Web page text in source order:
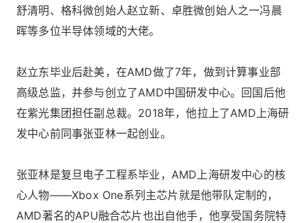
舒清明、格科微创始人赵立新、卓胜微创始人之一冯晨
晖等多位半导体领域的大佬。
赵立东毕业后赴美，在AMD做了7年，做到计算事业部
高级总监，并参与创立了AMD中国研发中心。回国后他
在紫光集团担任副总裁。2018年，他拉上了AMD上海研
发中心前同事张亚林一起创业。
张亚林是复旦电子工程系毕业，AMD上海研发中心的核
心人物——Xbox One系列主芯片就是他带队定制的，
AMD著名的APU融合芯片也出自他手，他享受国务院特